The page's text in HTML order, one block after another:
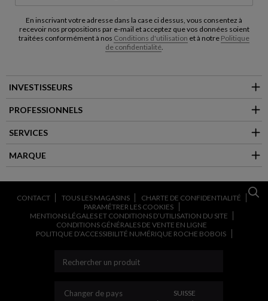
En inscrivant votre adresse dans la case ci dessus, vous consentez à
recevoir nos propositions par e-mail et acceptez que vos données soient
traitées conformément à nos Conditions d'utilisation et à notre Politique
de confidentialité.
INVESTISSEURS
PROFESSIONNELS
SERVICES
MARQUE
CONTACT TOUS LES MAGASINS
CHARTE DE CONFIDENTIALITÉ
PARAMÉTRER LES COOKIES
MENTIONS LÉGALES ET CONDITIONS D’UTILISATION DU SITE
CONDITIONS GÉNÉRALES DE VENTE EN LIGNE
POLITIQUE D’ACCESSIBILITÉ NUMÉRIQUE ROCHE BOBOIS
Changer de pays CHANGER DE PAYS
SUISSE